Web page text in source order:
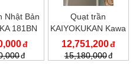
Nhật Bản
181BN
Quạt trần
KAIYOKUKAN Kawa
020
12,751,200
15,180,000